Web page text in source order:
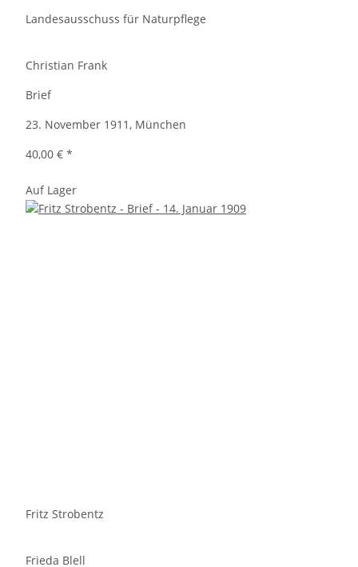
Landesausschuss für Naturpflege
Christian Frank
Brief
23. November 1911, München
40,00 € *
Auf Lager
Fritz Strobentz
Frieda Blell